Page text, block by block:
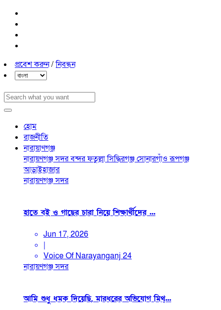
প্রবেশ করুন/নিবন্ধন
হোম
রাজনীতি
নারায়াণগঞ্জ
নারায়ণগঞ্জ সদরবন্দরফতুল্লাসিদ্ধিরগঞ্জসোনারগাঁওরূপগঞ্জ
আড়াইহাজার
নারায়ণগঞ্জ সদর
হাতে বই ও গাছের চারা নিয়ে শিক্ষার্থীদের ...
Jun 17, 2026
|
Voice Of Narayanganj 24
নারায়ণগঞ্জ সদর
আমি শুধু ধমক দিয়েছি, মারধরের অভিযোগ মিথ্...